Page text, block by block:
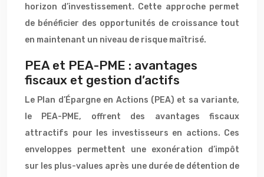
horizon d’investissement. Cette approche permet
de bénéficier des opportunités de croissance tout
en maintenant un niveau de risque maîtrisé.
PEA et PEA-PME : avantages
fiscaux et gestion d’actifs
Le Plan d’Épargne en Actions (PEA) et sa variante,
le PEA-PME, offrent des avantages fiscaux
attractifs pour les investisseurs en actions. Ces
enveloppes permettent une exonération d’impôt
sur les plus-values après une durée de détention de